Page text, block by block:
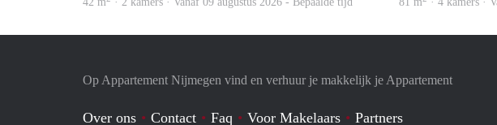
Op Appartement Nijmegen vind en verhuur je makkelijk je Appartement
Over ons Contact Faq Voor Makelaars Partners